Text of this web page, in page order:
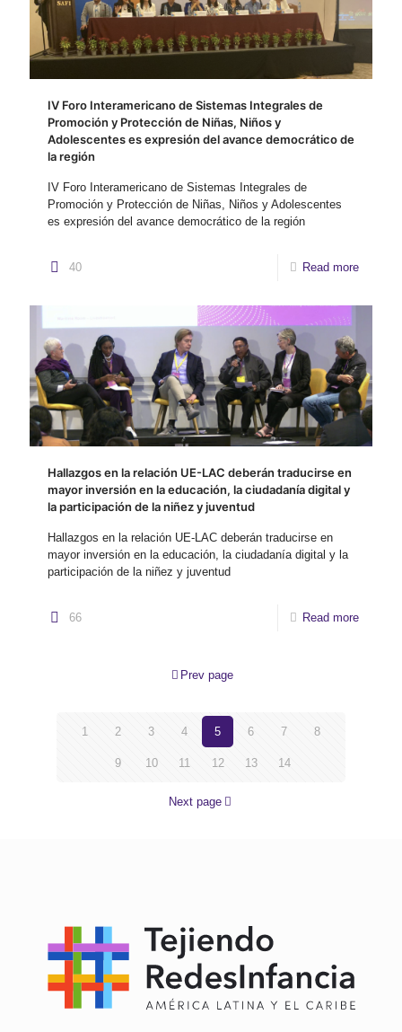
IV Foro Interamericano de Sistemas Integrales de
Promoción y Protección de Niñas, Niños y
Adolescentes es expresión del avance democrático de
la región
IV Foro Interamericano de Sistemas Integrales de
Promoción y Protección de Niñas, Niños y Adolescentes
es expresión del avance democrático de la región
40 Read more
Hallazgos en la relación UE-LAC deberán traducirse en
mayor inversión en la educación, la ciudadanía digital y
la participación de la niñez y juventud
Hallazgos en la relación UE-LAC deberán traducirse en
mayor inversión en la educación, la ciudadanía digital y la
participación de la niñez y juventud
66 Read more
Prev page
1 2 3 4 5 6 7 8
9 10 11 12 13 14
Next page